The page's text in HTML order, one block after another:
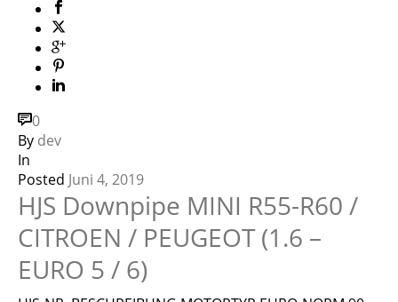
0
By dev
In
Posted Juni 4, 2019
HJS Downpipe MINI R55-R60 /
CITROEN / PEUGEOT (1.6 –
EURO 5 / 6)